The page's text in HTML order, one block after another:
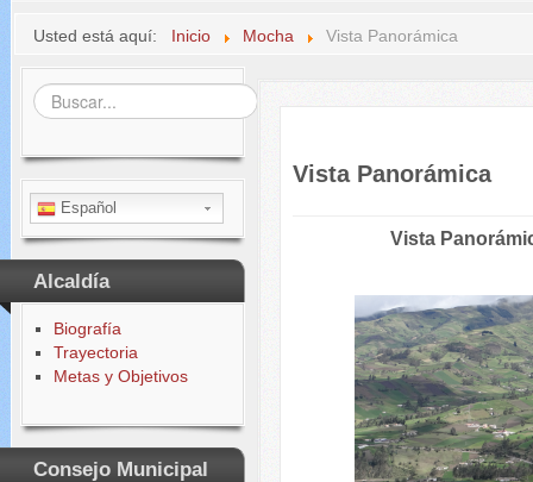
Usted está aquí: Inicio Mocha Vista Panorámica
Buscar...
Español
Alcaldía
Biografía
Trayectoria
Metas y Objetivos
Consejo Municipal
Vista Panorámica
Vista